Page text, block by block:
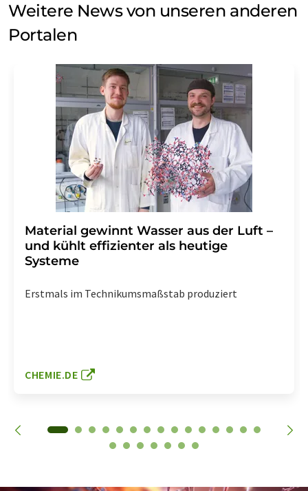
Weitere News von unseren anderen
Portalen
Material gewinnt Wasser aus der Luft –
und kühlt effizienter als heutige
Systeme
Erstmals im Technikumsmaßstab produziert
CHEMIE.DE